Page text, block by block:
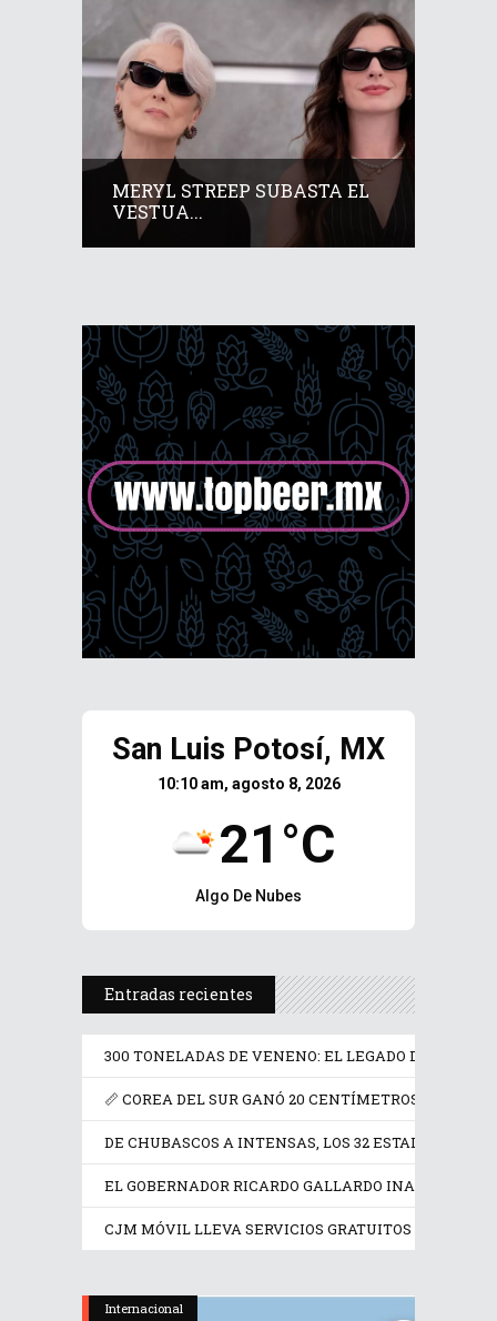
MERYL STREEP SUBASTA EL
VESTUA...
San Luis Potosí, MX
10:10 am, agosto 8, 2026
21°C
Algo De Nubes
Entradas recientes
300 TONELADAS DE VENENO: EL LEGADO DE
📏 COREA DEL SUR GANÓ 20 CENTÍMETROS EN UN
DE CHUBASCOS A INTENSAS, LOS 32 ESTADOS
EL GOBERNADOR RICARDO GALLARDO INAUGURA
CJM MÓVIL LLEVA SERVICIOS GRATUITOS A
Internacional